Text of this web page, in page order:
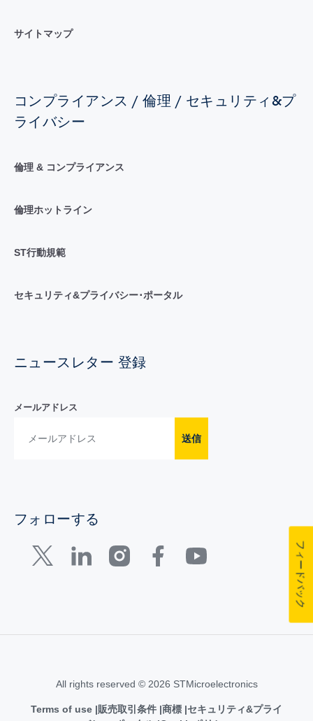
サイトマップ
コンプライアンス / 倫理 / セキュリティ&プ
ライバシー
倫理 & コンプライアンス
倫理ホットライン
ST行動規範
セキュリティ&プライバシー･ポータル
ニュースレター 登録
メールアドレス
送信
フォローする
All rights reserved © 2026 STMicroelectronics
Terms of use 販売取引条件 商標 セキュリティ&プライ
フィードバック